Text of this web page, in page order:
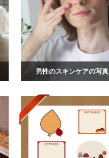
男性のスキンケアの写真